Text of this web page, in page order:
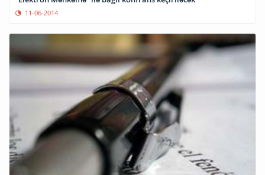
11-06-2014